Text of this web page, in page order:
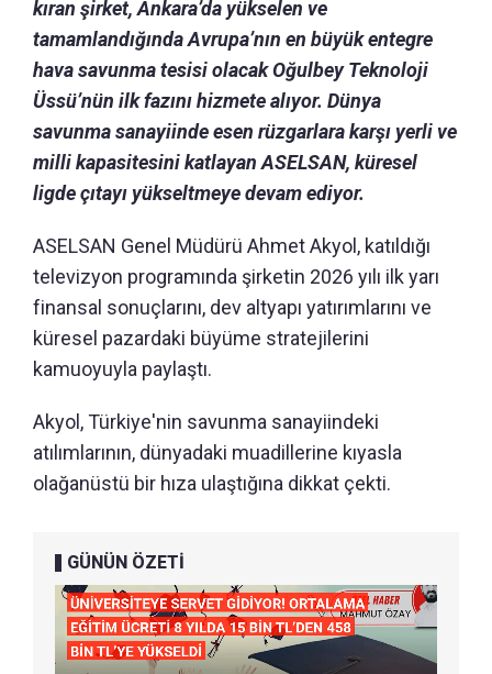
kıran şirket, Ankara’da yükselen ve
tamamlandığında Avrupa’nın en büyük entegre
hava savunma tesisi olacak Oğulbey Teknoloji
Üssü’nün ilk fazını hizmete alıyor. Dünya
savunma sanayiinde esen rüzgarlara karşı yerli ve
milli kapasitesini katlayan ASELSAN, küresel
ligde çıtayı yükseltmeye devam ediyor.
ASELSAN Genel Müdürü Ahmet Akyol, katıldığı
televizyon programında şirketin 2026 yılı ilk yarı
finansal sonuçlarını, dev altyapı yatırımlarını ve
küresel pazardaki büyüme stratejilerini
kamuoyuyla paylaştı.
Akyol, Türkiye'nin savunma sanayiindeki
atılımlarının, dünyadaki muadillerine kıyasla
olağanüstü bir hıza ulaştığına dikkat çekti.
GÜNÜN ÖZETİ